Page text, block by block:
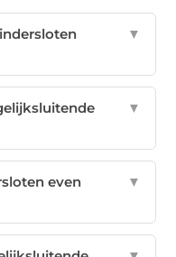
▼
▼
even
▼